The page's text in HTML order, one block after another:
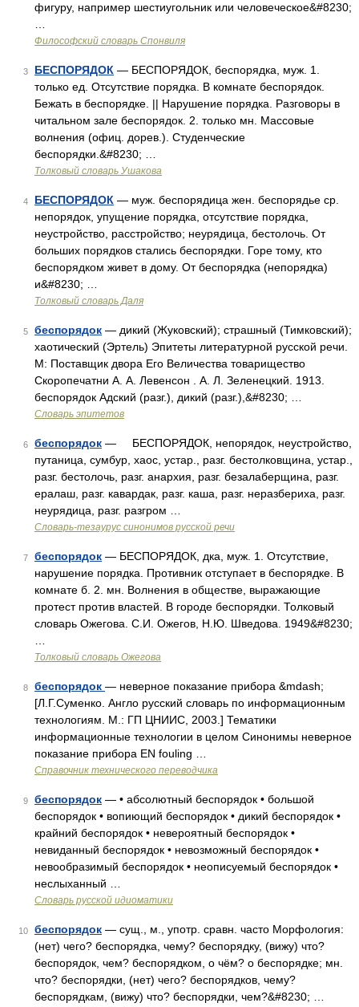
фигуру, например шестиугольник или человеческое&#8230;
Философский словарь Спонвиля
3 БЕСПОРЯДОК — БЕСПОРЯДОК, беспорядка, муж. 1.
только ед. Отсутствие порядка. В комнате беспорядок.
Бежать в беспорядке. || Нарушение порядка. Разговоры в
читальном зале беспорядок. 2. только мн. Массовые
волнения (офиц. дорев.). Студенческие
беспорядки.&#8230; …
Толковый словарь Ушакова
4 БЕСПОРЯДОК — муж. беспорядица жен. беспорядье ср.
непорядок, упущение порядка, отсутствие порядка,
неустройство, расстройство; неурядица, бестолочь. От
больших порядков стались беспорядки. Горе тому, кто
беспорядком живет в дому. От беспорядка (непорядка)
и&#8230; …
Толковый словарь Даля
5 беспорядок — дикий (Жуковский); страшный (Тимковский);
хаотический (Эртель) Эпитеты литературной русской речи.
М: Поставщик двора Его Величества товарищество
Скоропечатни А. А. Левенсон . А. Л. Зеленецкий. 1913.
беспорядок Адский (разг.), дикий (разг.),&#8230; …
Словарь эпитетов
6 беспорядок — БЕСПОРЯДОК, непорядок, неустройство,
путаница, сумбур, хаос, устар., разг. бестолковщина, устар.,
разг. бестолочь, разг. анархия, разг. безалаберщина, разг.
ералаш, разг. кавардак, разг. каша, разг. неразбериха, разг.
неурядица, разг. разгром …
Словарь-тезаурус синонимов русской речи
7 беспорядок — БЕСПОРЯДОК, дка, муж. 1. Отсутствие,
нарушение порядка. Противник отступает в беспорядке. В
комнате б. 2. мн. Волнения в обществе, выражающие
протест против властей. В городе беспорядки. Толковый
словарь Ожегова. С.И. Ожегов, Н.Ю. Шведова. 1949&#8230;
Толковый словарь Ожегова
8 беспорядок — неверное показание прибора &mdash;
[Л.Г.Суменко. Англо русский словарь по информационным
технологиям. М.: ГП ЦНИИС, 2003.] Тематики
информационные технологии в целом Синонимы неверное
показание прибора EN fouling …
Справочник технического переводчика
9 беспорядок — • абсолютный беспорядок • большой
беспорядок • вопиющий беспорядок • дикий беспорядок •
крайний беспорядок • невероятный беспорядок •
невиданный беспорядок • невозможный беспорядок •
невообразимый беспорядок • неописуемый беспорядок •
неслыханный …
Словарь русской идиоматики
10 беспорядок — сущ., м., употр. сравн. часто Морфология:
(нет) чего? беспорядка, чему? беспорядку, (вижу) что?
беспорядок, чем? беспорядком, о чём? о беспорядке; мн.
что? беспорядки, (нет) чего? беспорядков, чему?
беспорядкам, (вижу) что? беспорядки, чем?&#8230; …